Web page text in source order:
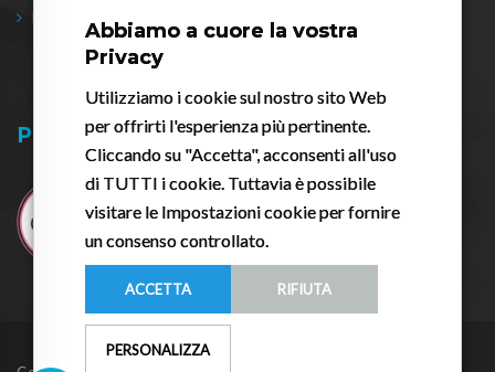
Formesa a WHX Dubai
17/02/2026
Pessario.it
Abbiamo a cuore la vostra
Privacy
Utilizziamo i cookie sul nostro sito Web
per offrirti l'esperienza più pertinente.
Cliccando su "Accetta", acconsenti all'uso
di TUTTI i cookie. Tuttavia è possibile
visitare le Impostazioni cookie per fornire
un consenso controllato.
ACCETTA RIFIUTA
PERSONALIZZA